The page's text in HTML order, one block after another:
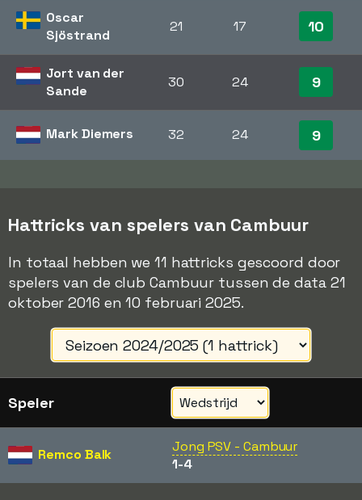
Oscar
Sjöstrand
21 17 10
Jort van der
Sande
30 24 9
Mark Diemers 32 24 9
Hattricks van spelers van Cambuur
In totaal hebben we 11 hattricks gescoord door
spelers van de club Cambuur tussen de data 21
oktober 2016 en 10 februari 2025.
Speler
Remco Balk
Jong PSV - Cambuur
1-4